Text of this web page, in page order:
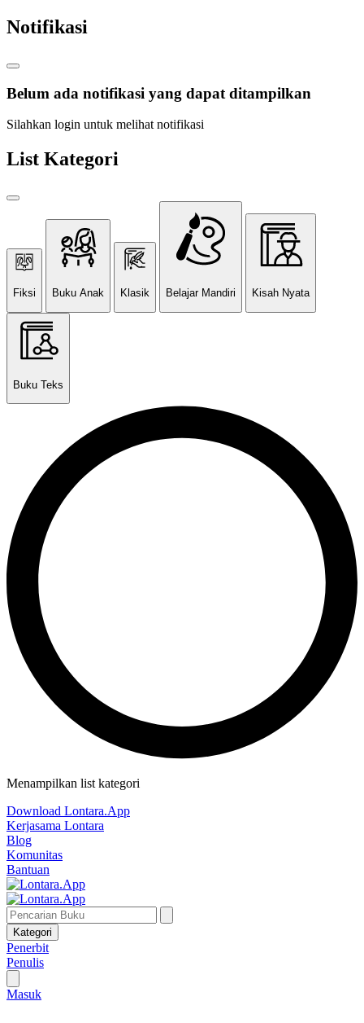
Notifikasi
Belum ada notifikasi yang dapat ditampilkan
Silahkan login untuk melihat notifikasi
List Kategori
Fiksi Buku Anak Klasik Belajar Mandiri Kisah Nyata
Buku Teks
Menampilkan list kategori
Download Lontara.App
Kerjasama Lontara
Blog
Komunitas
Bantuan
Kategori
Penerbit
Penulis
Masuk